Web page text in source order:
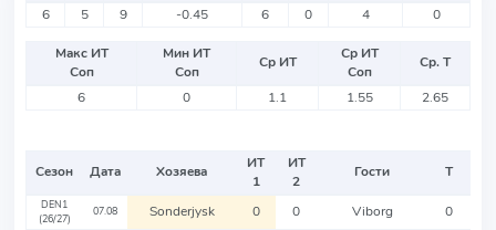
6
5 9 -0.45 6 0 4 0
Макс ИТ
Соп
Мин ИТ
Соп
Ср ИТ
Ср ИТ
Соп
Ср. Т
6
0 1.1 1.55 2.65
Сезон Дата Хозяева
ИТ
1
ИТ
2
Гости Т
DEN1
(26/27)
07.08 Sonderjysk 0 0 Viborg 0